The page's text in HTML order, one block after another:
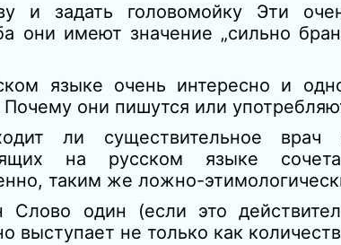
и задать головомойку Эти
имеют значение „сильно
языке очень интересно и
они пишутся или
ли существительное
на русском языке
таким же ложно-
один (если это
выступает не только как